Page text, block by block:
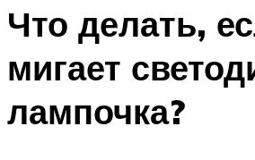
Что делать,
мигает
лампочка?